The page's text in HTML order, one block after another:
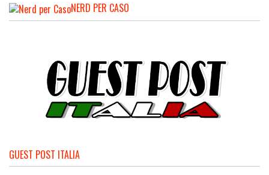
NERD PER CASO
GUEST POST ITALIA